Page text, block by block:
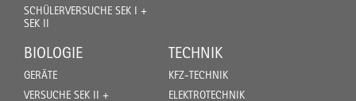
SCHÜLERVERSUCHE SEK I +
SEK II
BIOLOGIE
GERÄTE
VERSUCHE SEK II +
TECHNIK
KFZ-TECHNIK
ELEKTROTECHNIK